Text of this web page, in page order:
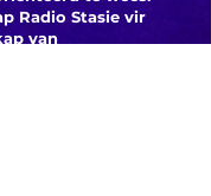
Radio Stasie vir
van